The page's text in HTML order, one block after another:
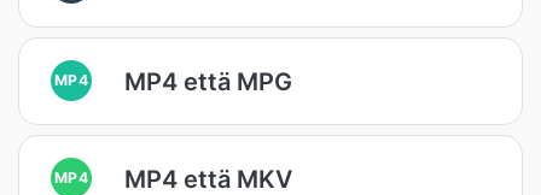
MP4 MP4 että MPG
MP4 MP4 että MKV